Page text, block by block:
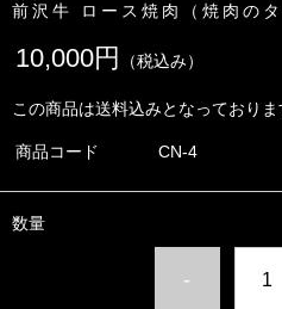
前沢牛 ロース焼肉（焼肉の
10,000円 （税込み）
この商品は送料込みとなっておりま
商品コード CN-4
数量
-